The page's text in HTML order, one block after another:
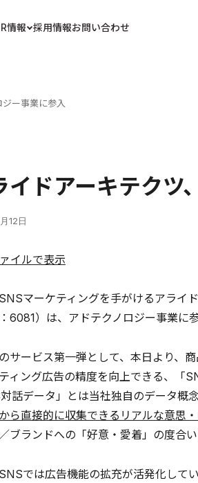
情報 採用情報お問い合わせ
ー事業に参入
イドアーキテクツ
12日
イルで表示
マーケティングを手がけるアライ
6081）は、アドテクノロジー事業に
サービス第一弾として、本日より、
ィング広告の精度を向上できる、「
対話データ」とは当社独自のデータ概念
ら直接的に収集できるリアルな意思・
ブランドへの「好意・愛着」の度合
では広告機能の拡充が活発化して